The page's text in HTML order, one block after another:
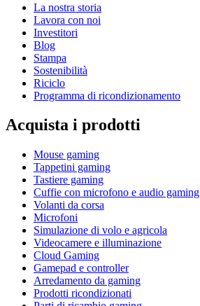
La nostra storia
Lavora con noi
Investitori
Blog
Stampa
Sostenibilità
Riciclo
Programma di ricondizionamento
Acquista i prodotti
Mouse gaming
Tappetini gaming
Tastiere gaming
Cuffie con microfono e audio gaming
Volanti da corsa
Microfoni
Simulazione di volo e agricola
Videocamere e illuminazione
Cloud Gaming
Gamepad e controller
Arredamento da gaming
Prodotti ricondizionati